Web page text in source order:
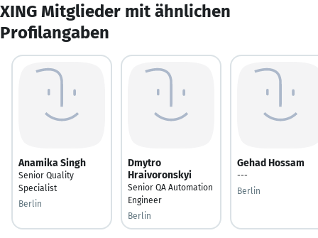
XING Mitglieder mit ähnlichen
Profilangaben
Anamika Singh
Senior Quality
Specialist
Berlin
Dmytro
Hraivoronskyi
Senior QA Automation
Engineer
Berlin
Gehad Hossam
---
Berlin